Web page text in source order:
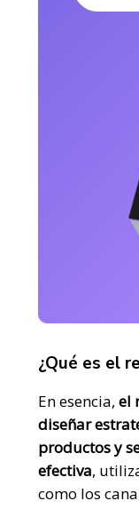
¿Qué es el
En esencia, el
diseñar
productos y
efectiva,
como los